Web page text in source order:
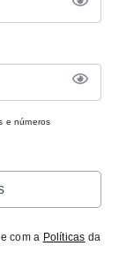
e números
e com a Políticas da